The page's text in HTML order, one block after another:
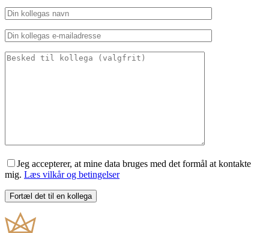
Jeg accepterer, at mine data bruges med det formål at kontakte
mig. Læs vilkår og betingelser